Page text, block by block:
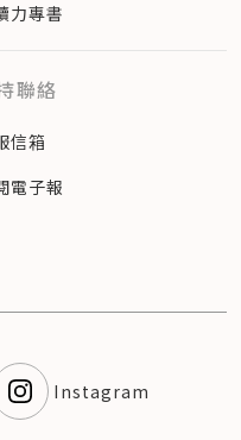
力專書
聯絡
信箱
電子報
Instagram